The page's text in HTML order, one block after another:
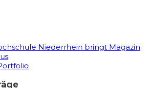
Niederrhein bringt Magazin